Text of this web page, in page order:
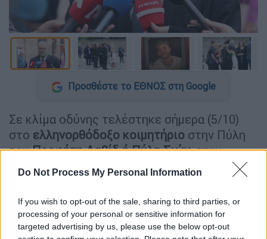
Do Not Process My Personal Information
If you wish to opt-out of the sale, sharing to third parties, or
processing of your personal or sensitive information for
targeted advertising by us, please use the below opt-out
Προσθέστε το ΕΘΝΟΣ στη Google
Σε κλίμα οδύνης τελέστηκε σήμερα (5/10)
στο ελληνορθόδοξο κοιμητήριο στην Πύλη
τουΠροφήτη Δαβίδ ή Πύλη Σιών,στην
παλαιά πόλη της Ιερουσαλήμ, η
κηδεία
του
26χρονου Ιωνά Καρούση, που σκοτώθηκε την
Τρίτη σε τρομοκρατική επίθεση στο Τελ
Αβίβ.